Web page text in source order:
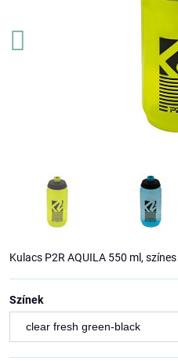
Kulacs P2R AQUILA 550 ml, színes
Színek